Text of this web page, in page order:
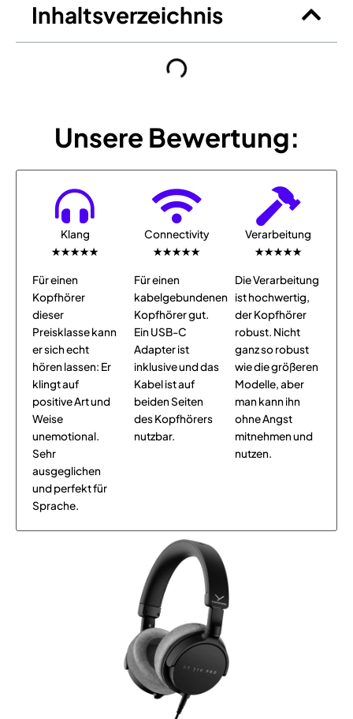
Inhaltsverzeichnis
Unsere Bewertung:
Klang
★★★★★
Für einen
Kopfhörer
dieser
Preisklasse kann
er sich echt
hören lassen: Er
klingt auf
positive Art und
Weise
unemotional.
Sehr
ausgeglichen
und perfekt für
Sprache.
Connectivity
★★★★★
Für einen
kabelgebundenen
Kopfhörer gut.
Ein USB-C
Adapter ist
inklusive und das
Kabel ist auf
beiden Seiten
des Kopfhörers
nutzbar.
Verarbeitung
★★★★★
Die Verarbeitung
ist hochwertig,
der Kopfhörer
robust. Nicht
ganz so robust
wie die größeren
Modelle, aber
man kann ihn
ohne Angst
mitnehmen und
nutzen.